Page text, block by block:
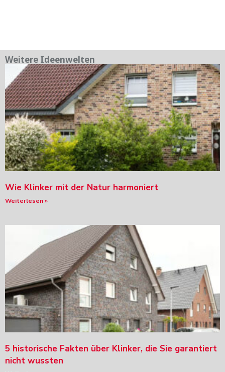
Weitere Ideenwelten
Wie Klinker mit der Natur harmoniert
Weiterlesen »
5 historische Fakten über Klinker, die Sie garantiert
nicht wussten